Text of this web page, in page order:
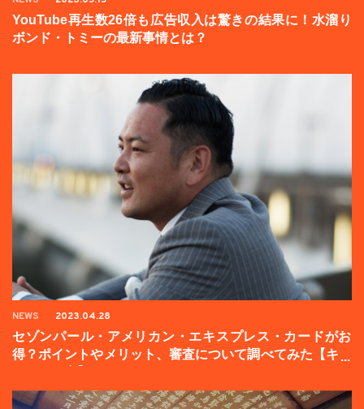
YouTube再生数26倍も広告収入は驚きの結果に！水溜り
ボンド・トミーの最新事情とは？
NEWS 2023.04.28
セゾンパール・アメリカン・エキスプレス・カードがお
得？ポイントやメリット、審査について調べてみた【キャ